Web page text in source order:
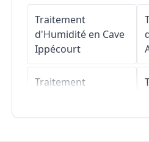
Traitement
d'Humidité en Cave
Ippécourt
Traitement